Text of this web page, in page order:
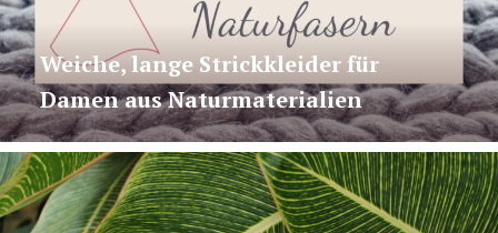
Weiche, lange Strickkleider für
Damen aus Naturmaterialien